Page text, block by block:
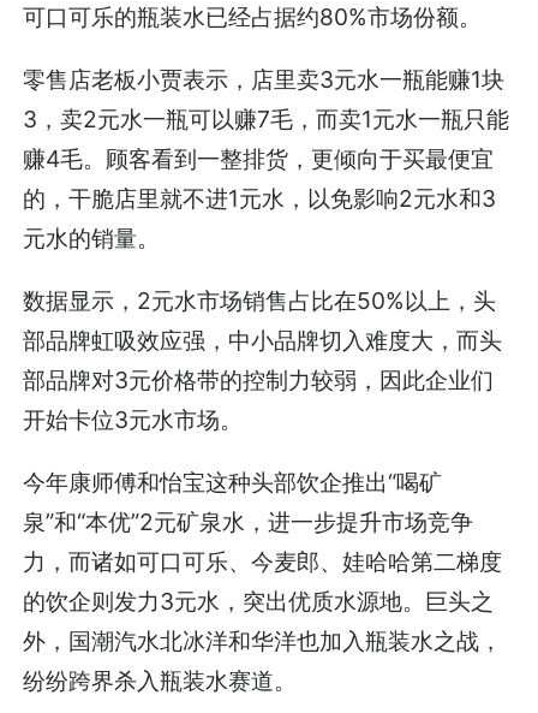
可口可乐的瓶装水已经占据约80%市场份额。
零售店老板小贾表示，店里卖3元水一瓶能赚1块
3，卖2元水一瓶可以赚7毛，而卖1元水一瓶只能
赚4毛。顾客看到一整排货，更倾向于买最便宜
的，干脆店里就不进1元水，以免影响2元水和3
元水的销量。
数据显示，2元水市场销售占比在50%以上，头
部品牌虹吸效应强，中小品牌切入难度大，而头
部品牌对3元价格带的控制力较弱，因此企业们
开始卡位3元水市场。
今年康师傅和怡宝这种头部饮企推出“喝矿
泉”和“本优”2元矿泉水，进一步提升市场竞争
力，而诸如可口可乐、今麦郎、娃哈哈第二梯度
的饮企则发力3元水，突出优质水源地。巨头之
外，国潮汽水北冰洋和华洋也加入瓶装水之战，
纷纷跨界杀入瓶装水赛道。